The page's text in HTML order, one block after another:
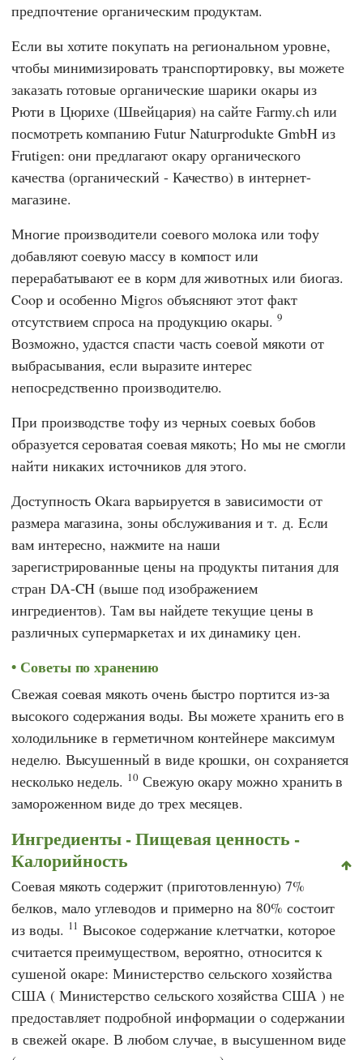
предпочтение органическим продуктам.
Если вы хотите покупать на региональном уровне,
чтобы минимизировать транспортировку, вы можете
заказать готовые органические шарики окары из
Рюти в Цюрихе (Швейцария) на сайте Farmy.ch или
посмотреть компанию Futur Naturprodukte GmbHиз
Frutigen: они предлагают окару органического
качества (органический - Качество) в интернет-
магазине.
Многие производители соевого молока или тофу
добавляют соевую массу в компост или
перерабатывают ее в корм для животных или биогаз.
Coopи особенноMigrosобъясняют этот факт
отсутствием спроса на продукцию окары. 9
Возможно, удастся спасти часть соевой мякоти от
выбрасывания, если выразите интерес
непосредственно производителю.
При производстве тофу из черных соевых бобов
образуется сероватая соевая мякоть; Но мы не смогли
найти никаких источников для этого.
Доступность Okara варьируется в зависимости от
размера магазина, зоны обслуживания и т. д. Если
вам интересно, нажмите на наши
зарегистрированные цены на продукты питания для
стран DA-CH (выше под изображением
ингредиентов). Там вы найдете текущие цены в
различных супермаркетах и их динамику цен.
Советы по хранению
Свежая соевая мякоть очень быстро портится из-за
высокого содержания воды. Вы можете хранить его в
холодильнике в герметичном контейнере максимум
неделю. Высушенный в виде крошки, он сохраняется
несколько недель. 10Свежую окару можно хранить в
замороженном виде до трех месяцев.
Ингредиенты - Пищевая ценность -
Калорийность
Соевая мякоть содержит (приготовленную) 7%
белков, мало углеводов и примерно на 80% состоит
из воды. 11 Высокое содержание клетчатки, которое
считается преимуществом, вероятно, относится к
сушеной окаре:Министерство сельского хозяйства
США ( Министерство сельского хозяйства США) не
предоставляет подробной информации о содержании
в свежей окаре. В любом случае, в высушенном виде